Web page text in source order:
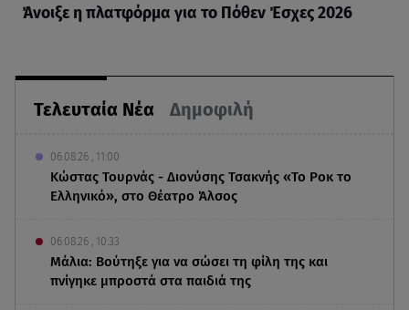
Τελευταία Νέα Δημοφιλή
06.08.26 , 11:00
Κώστας Τουρνάς - Διονύσης Τσακνής «Το Ροκ το
Ελληνικό», στο Θέατρο Άλσος
06.08.26 , 10:33
Μάλια: Βούτηξε για να σώσει τη φίλη της και
πνίγηκε μπροστά στα παιδιά της
Άνοιξε η πλατφόρμα για το Πόθεν Έσχες 2026